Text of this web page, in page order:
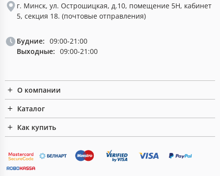
г. Минск, ул. Острошицкая, д.10, помещение 5Н, кабинет
5, секция 18. (почтовые отправления)
Будние: 09:00-21:00
Выходные: 09:00-21:00
О компании
Каталог
Как купить